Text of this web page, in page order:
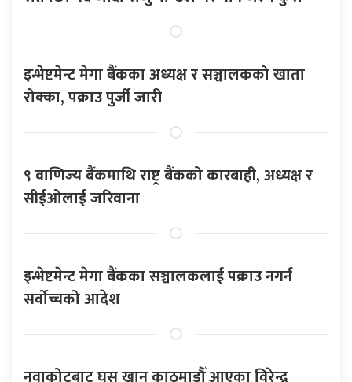
इन्भेष्टमेन्ट मेगा बैंकका अध्यक्ष र सञ्चालकको खाता
रोक्का, पक्राउ पुर्जी जारी
९ वाणिज्य बैंकमाथि राष्ट्र बैंकको कारबाही, अध्यक्ष र
सीईओलाई जरिवाना
इन्भेष्टमेन्ट मेगा बैंकका सञ्चालकलाई पक्राउ नगर्न
सर्वोच्चको आदेश